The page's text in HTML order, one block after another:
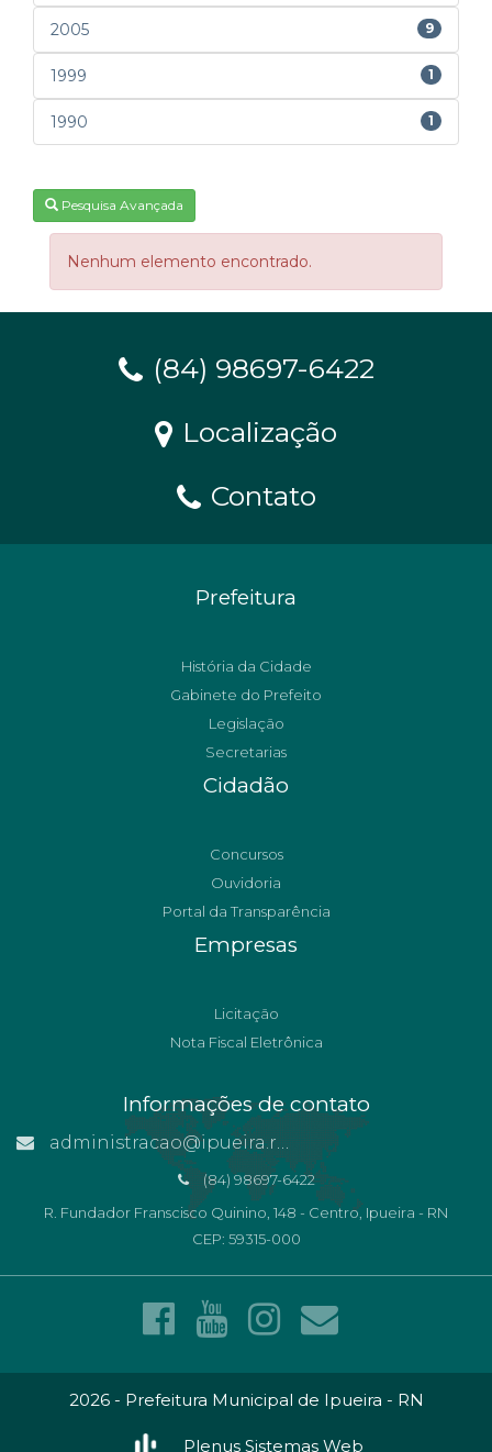
2005 9
1999 1
1990 1
Pesquisa Avançada
Nenhum elemento encontrado.
(84) 98697-6422
Localização
Contato
Prefeitura
História da Cidade
Gabinete do Prefeito
Legislação
Secretarias
Cidadão
Concursos
Ouvidoria
Portal da Transparência
Empresas
Licitação
Nota Fiscal Eletrônica
Informações de contato
administracao@ipueira.rn.gov.br
(84) 98697-6422
R. Fundador Franscisco Quinino, 148 - Centro, Ipueira - RN
CEP: 59315-000
2026 - Prefeitura Municipal de Ipueira - RN
Plenus Sistemas Web